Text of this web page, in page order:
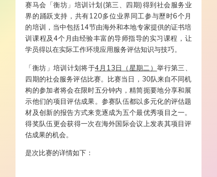
赛马会「衡坊」培训计划(第三、四期)得到社会服务业
界的踊跃支持，共有120多位业界同工参与歷时6个月
的培训，当中包括14节由海外和本地专家提供的证书培
训课程及4个月由经验丰富的导师指导的实习课程，让
学员得以在实际工作环境应用服务评估知识与技巧。
「衡坊」培训计划将于4 月 13日（星期二 ）举行第三、
四期的社会服务评估比赛。比赛当日，30队来自不同机
构的参加者将会在限时五分钟内，精简扼要地分享和展
示他们的项目评估成果。参赛队伍都以多元化的评估题
材及创新的报告方式来竞逐成为五个最优秀项目之一。
得奖队伍更会获得一次在海外国际会议上发表其项目评
估成果的机会。
是次比赛的详情如下：